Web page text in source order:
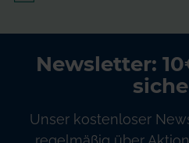
Newsletter:
Unser kostenloser